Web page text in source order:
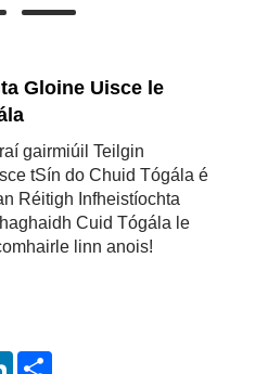
Gloine Uisce le
gairmiúil Teilgin
tSín do Chuid Tógála é
Réitigh Infheistíochta
Cuid Tógála le
linn anois!
LinkedIn